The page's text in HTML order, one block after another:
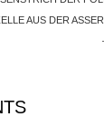
AUS DER